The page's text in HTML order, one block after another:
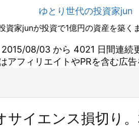
ゆとり世代の投資家jun
資家junが投資で1億円の資産を築く
2015/08/03 から 4021 日間連続
アフィリエイトやPRを含む広
サイエンス損切り